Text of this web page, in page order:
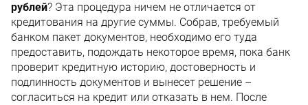
рублей? Эта процедура ничем не отличается от
кредитования на другие суммы. Собрав, требуемый
банком пакет документов, необходимо его туда
предоставить, подождать некоторое время, пока банк
проверит кредитную историю, достоверность и
подлинность документов и вынесет решение –
согласиться на кредит или отказать в нем. После